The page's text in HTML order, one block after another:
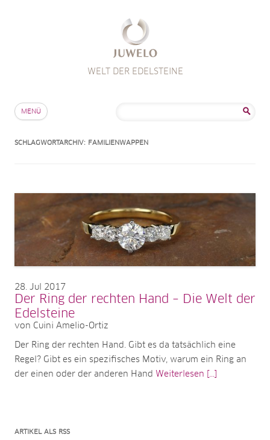
WELT DER EDELSTEINE
MENÜ
SCHLAGWORTARCHIV: FAMILIENWAPPEN
28 Jul 2017
Der Ring der rechten Hand – Die Welt der
Edelsteine
von Cuini Amelio-Ortiz
Der Ring der rechten Hand. Gibt es da tatsächlich eine
Regel? Gibt es ein spezifisches Motiv, warum ein Ring an
der einen oder der anderen Hand Weiterlesen [...]
ARTIKEL ALS RSS